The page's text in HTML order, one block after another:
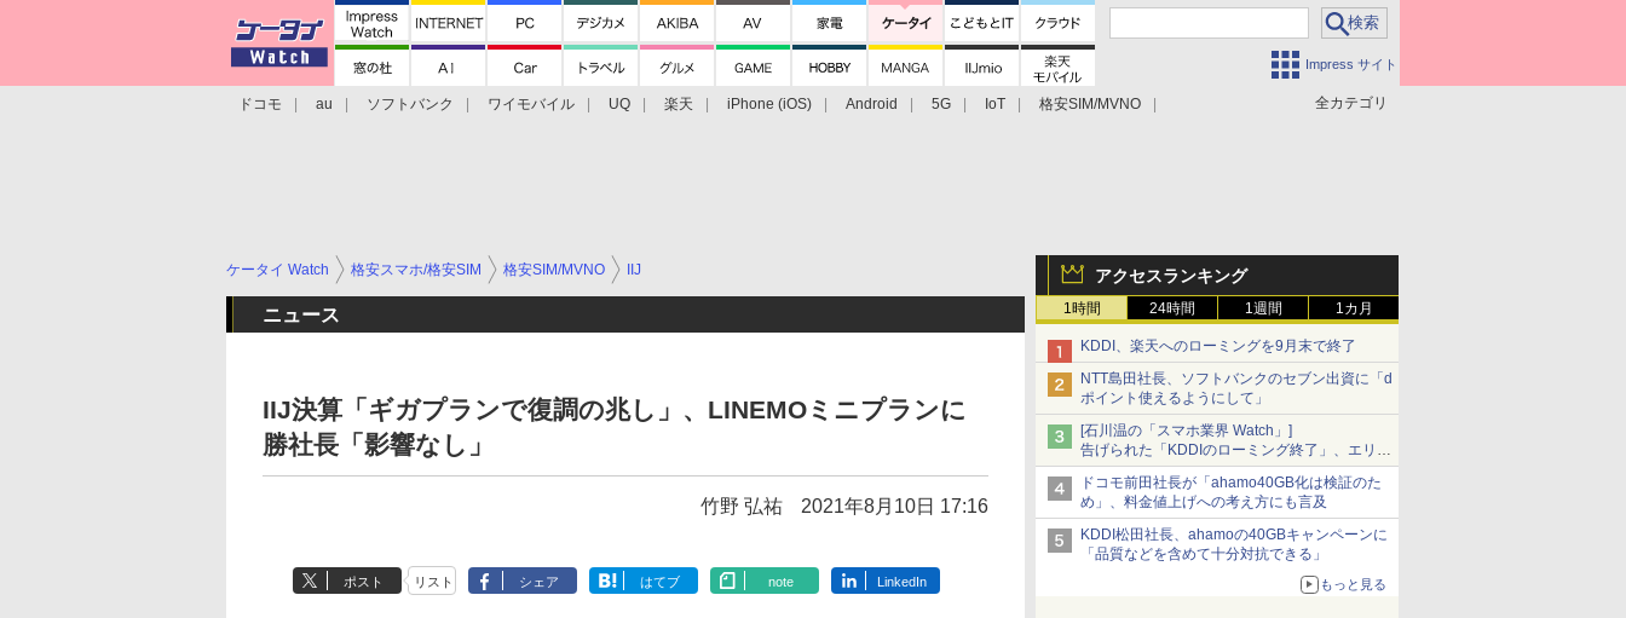
Impress サイト
全カテゴリ
ドコモ au ソフトバンク ワイモバイル UQ 楽天 iPhone (iOS) Android 5G IoT
格安SIM/MVNO
アクセスランキング
1時間 24時間 1週間 1カ月
KDDI、楽天へのローミングを9月末で終了
NTT島田社長、ソフトバンクのセブン出資に「d
ポイント使えるようにして」
[石川温の「スマホ業界 Watch」]
告げられた「KDDIのローミング終了」、エリア
マップの落とし穴と楽天モバイルの課題
ドコモ前田社長が「ahamo40GB化は検証のた
め」、料金値上げへの考え方にも言及
KDDI松田社長、ahamoの40GBキャンペーンに
「品質などを含めて十分対抗できる」
もっと見る
ケータイ Watch 格安スマホ/格安SIM 格安SIM/MVNO IIJ
ニュース
IIJ決算「ギガプランで復調の兆し」、LINEMOミニプランに
勝社長「影響なし」
竹野 弘祐 2021年8月10日 17:16
ポスト リスト シェア はてブ note LinkedIn